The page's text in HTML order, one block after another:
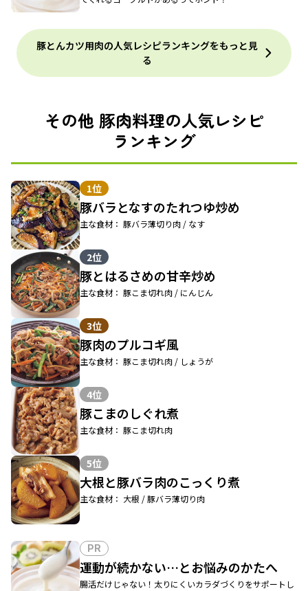
豚とんカツ用肉の人気レシピランキングをもっと見
る
その他 豚肉料理の人気レシピ
ランキング
1位
豚バラとなすのたれつゆ炒め
主な食材： 豚バラ薄切り肉 / なす
2位
豚とはるさめの甘辛炒め
主な食材： 豚こま切れ肉 / にんじん
3位
豚肉のプルコギ風
主な食材： 豚こま切れ肉 / しょうが
4位
豚こまのしぐれ煮
主な食材： 豚こま切れ肉
5位
大根と豚バラ肉のこっくり煮
主な食材： 大根 / 豚バラ薄切り肉
PR
運動が続かない…とお悩みのかたへ
腸活だけじゃない！太りにくいカラダづくりをサポートし